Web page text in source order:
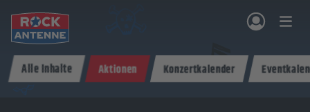
& PROGRAMM AKTIONEN & KONZERTE MUSIK ROCKCOMMUNITY SHOPPEN
Alle Inhalte Aktionen Konzertkalender